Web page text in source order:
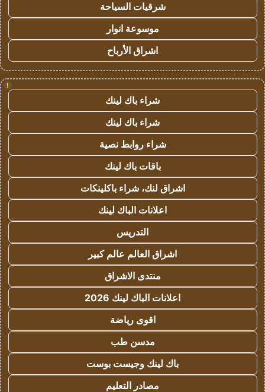
شرقيات السياحة
موسوعة انوار
اشراق الأرباح
!
شراء باك لينك
شراء باك لينك
شراء روابط نصية
باقات باك لينك
اشراق لنك، شراء باكلينكات
اعلانات الباك لينك
التدريس
اشراق العالم عالم كبير
منتدى الاشراق
اعلانات الباك لينك 2026
اقوى رياضة
مدسن طب
باك لينك وجيست بوست
مصادر التعليم